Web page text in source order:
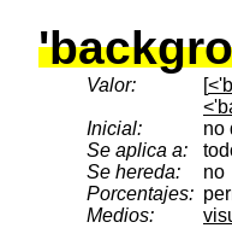
Valor: [
Inicial:
no
Se aplica a:
Se hereda:
no
Porcentajes:
Medios: